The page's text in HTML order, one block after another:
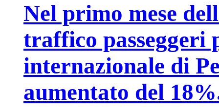
Nel primo mese
traffico passeggeri
internazionale di
aumentato del